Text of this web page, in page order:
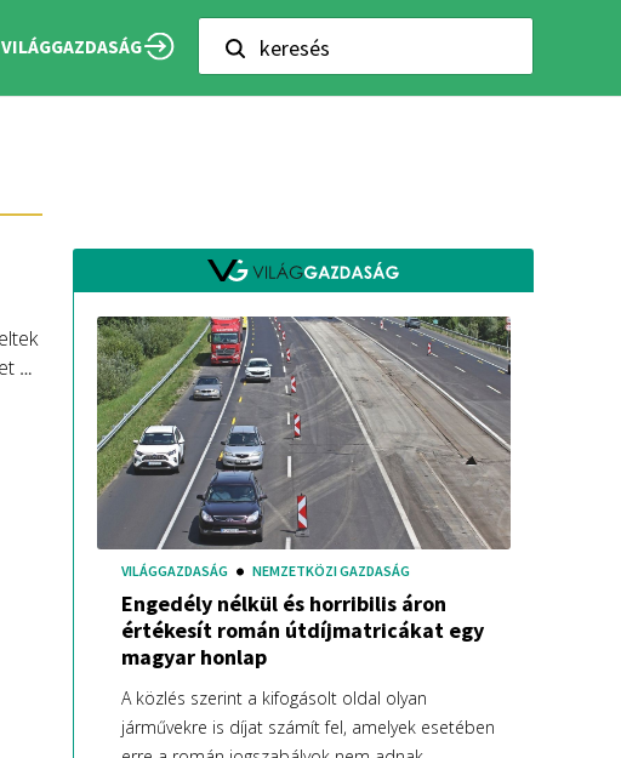
VILÁGGAZDASÁG keresés
és
VILÁGGAZDASÁG NEMZETKÖZI GAZDASÁG
Engedély nélkül és horribilis áron
értékesít román útdíjmatricákat egy
magyar honlap
A közlés szerint a kifogásolt oldal olyan
járművekre is díjat számít fel, amelyek esetében